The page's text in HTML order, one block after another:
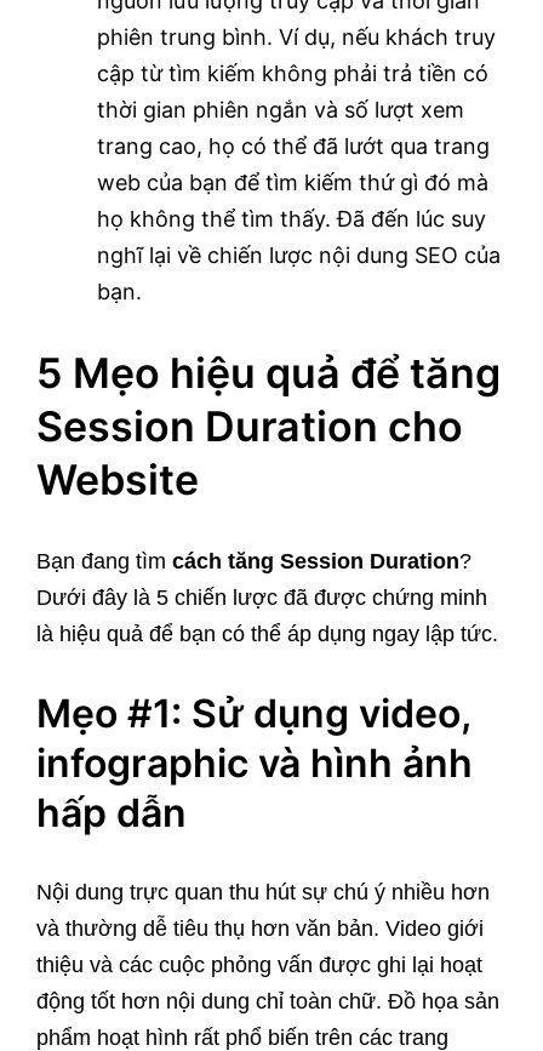
phiên trung bình. Ví dụ, nếu khách truy
cập từ tìm kiếm không phải trả tiền có
thời gian phiên ngắn và số lượt xem
trang cao, họ có thể đã lướt qua trang
web của bạn để tìm kiếm thứ gì đó mà
họ không thể tìm thấy. Đã đến lúc suy
nghĩ lại về chiến lược nội dung SEO của
bạn.
5 Mẹo hiệu quả để tăng
Session Duration cho
Website
Bạn đang tìm cách tăng Session Duration?
Dưới đây là 5 chiến lược đã được chứng minh
là hiệu quả để bạn có thể áp dụng ngay lập tức.
Mẹo #1: Sử dụng video,
infographic và hình ảnh
hấp dẫn
Nội dung trực quan thu hút sự chú ý nhiều hơn
và thường dễ tiêu thụ hơn văn bản. Video giới
thiệu và các cuộc phỏng vấn được ghi lại hoạt
động tốt hơn nội dung chỉ toàn chữ. Đồ họa sản
phẩm hoạt hình rất phổ biến trên các trang